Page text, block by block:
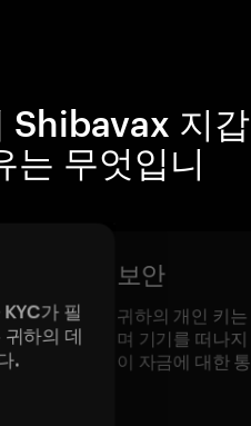
Shibavax 지갑
는 무엇입니
가 필
하의 데
.
보안
귀하의 개인 키
며 기기를 떠나
이 자금에 대한